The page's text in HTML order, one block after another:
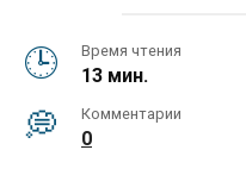
Время чтения
13 мин.
Комментарии
0